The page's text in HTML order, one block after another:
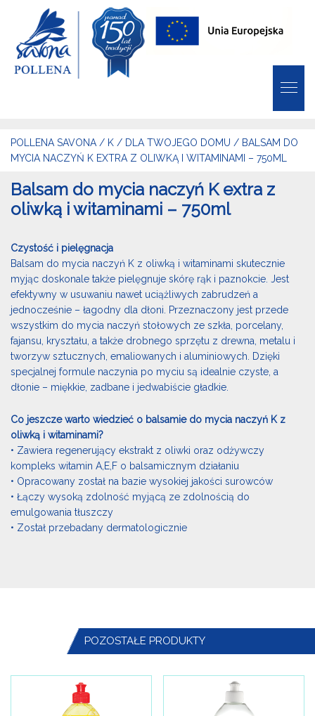
POLLENA SAVONA / K / DLA TWOJEGO DOMU / BALSAM DO
MYCIA NACZYŃ K EXTRA Z OLIWKĄ I WITAMINAMI – 750ML
Balsam do mycia naczyń K extra z
oliwką i witaminami – 750ml
Czystość i pielęgnacja
Balsam do mycia naczyń K z oliwką i witaminami skutecznie
myjąc doskonale także pielęgnuje skórę rąk i paznokcie. Jest
efektywny w usuwaniu nawet uciążliwych zabrudzeń a
jednocześnie – łagodny dla dłoni. Przeznaczony jest przede
wszystkim do mycia naczyń stołowych ze szkła, porcelany,
fajansu, kryształu, a także drobnego sprzętu z drewna, metalu i
tworzyw sztucznych, emaliowanych i aluminiowych. Dzięki
specjalnej formule naczynia po myciu są idealnie czyste, a
dłonie – miękkie, zadbane i jedwabiście gładkie.
Co jeszcze warto wiedzieć o balsamie do mycia naczyń K z
oliwką i witaminami?
• Zawiera regenerujący ekstrakt z oliwki oraz odżywczy
kompleks witamin A,E,F o balsamicznym działaniu
• Opracowany został na bazie wysokiej jakości surowców
• Łączy wysoką zdolność myjącą ze zdolnością do
emulgowania tłuszczy
• Został przebadany dermatologicznie
POZOSTAŁE PRODUKTY